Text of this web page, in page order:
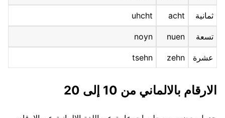
ثمانية acht
uhcht
تسعة nuen
noyn
عشرة zehn
tsehn
الارقام بالالماني من 10 إلى 20